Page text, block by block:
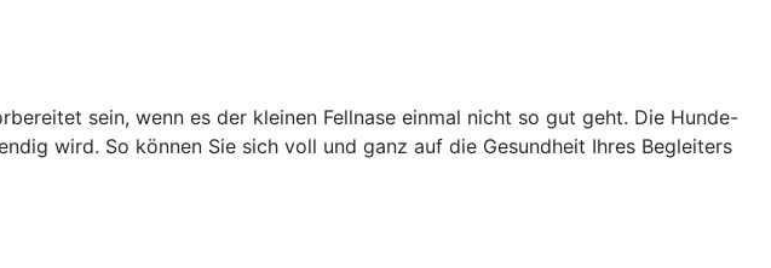
sein, wenn es der kleinen Fellnase einmal nicht so gut geht. Die Hunde-
wird. So können Sie sich voll und ganz auf die Gesundheit Ihres Begleiters